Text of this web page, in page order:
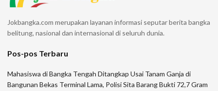
Jokbangka.com merupakan layanan informasi seputar berita bangka
belitung, nasional dan internasional di seluruh dunia.
Pos-pos Terbaru
Mahasiswa di Bangka Tengah Ditangkap Usai Tanam Ganja di
Bangunan Bekas Terminal Lama, Polisi Sita Barang Bukti 72,7 Gram